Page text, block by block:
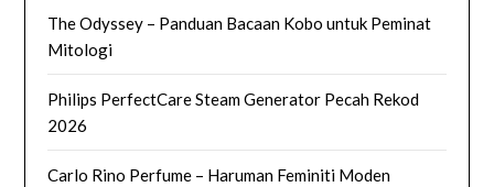
The Odyssey – Panduan Bacaan Kobo untuk Peminat
Mitologi
Philips PerfectCare Steam Generator Pecah Rekod
2026
Carlo Rino Perfume – Haruman Feminiti Moden